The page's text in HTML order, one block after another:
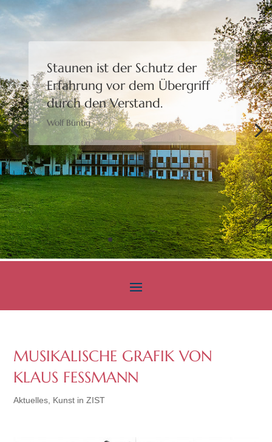
Staunen ist der Schutz der
Erfahrung vor dem Übergriff
durch den Verstand.
Wolf Büntig
MUSIKALISCHE GRAFIK VON
KLAUS FESSMANN
Aktuelles Kunst in ZIST